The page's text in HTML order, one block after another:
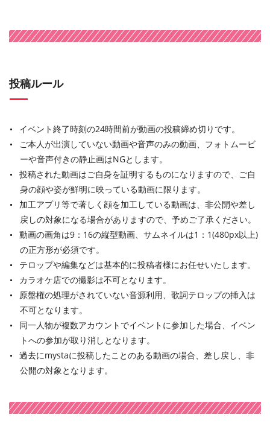
投稿ルール
イベント終了時刻の24時間前が動画の投稿締め切りです。
ご本人が出演していない動画や音声のみの動画、フォトムービ
ーや音声付きの静止画はNGとします。
投稿された動画はご自身を証明するものになりますので、ご自
身の顔や姿が鮮明に映っている動画に限ります。
加工アプリ等で著しく顔を加工している動画は、非公開や差し
戻しの対象になる場合がありますので、予めご了承ください。
動画の画角は9：16の縦型動画、サムネイルは1：1(480px以上)
の正方形が必須です。
テロップや編集などは基本的に投稿者様にお任せいたします。
カラオケ店での撮影は不可となります。
原盤権の処理がされていない音源利用、歌詞テロップの挿入は
不可となります。
同一人物が複数アカウントでイベントに参加した場合、イベン
トへの参加が取り消しとなります。
過去にmystaに投稿したことのある動画の場合、差し戻し、非
公開の対象となります。